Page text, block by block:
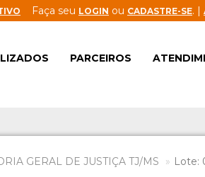
Faça seu LOGIN ou CADASTRE-SE. |
PARCEIROS
GERAL DE JUSTIÇA TJ/MS Lote: